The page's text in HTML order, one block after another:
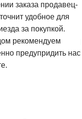
заказа продавец-
удобное для
за покупкой.
рекомендуем
предупридить нас